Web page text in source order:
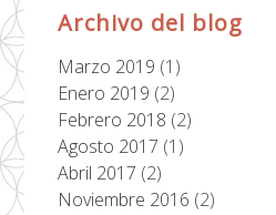
Archivo del blog
Marzo 2019 (1)
Enero 2019 (2)
Febrero 2018 (2)
Agosto 2017 (1)
Abril 2017 (2)
Noviembre 2016 (2)